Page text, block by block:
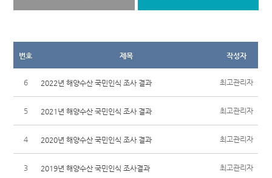
번호 제목 작성자
6 2022년 해양수산 국민인식 조사 결과 최고관리자
5 2021년 해양수산 국민인식 조사 결과 최고관리자
4 2020년 해양수산 국민인식 조사 결과 최고관리자
3 2019년 해양수산 국민인식 조사결과 최고관리자